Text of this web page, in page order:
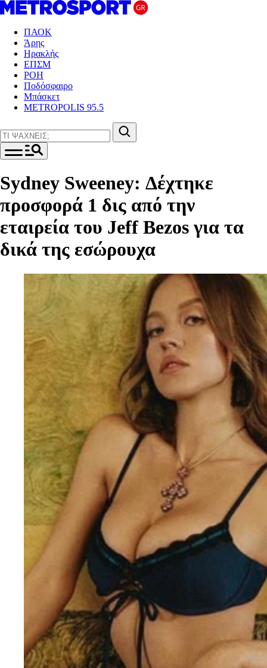
ΠΑΟΚ
Άρης
Ηρακλής
ΕΠΣΜ
ΡΟΗ
Ποδόσφαιρο
Μπάσκετ
METROPOLIS 95.5
Sydney Sweeney: Δέχτηκε
προσφορά 1 δις από την
εταιρεία του Jeff Bezos για τα
δικά της εσώρουχα